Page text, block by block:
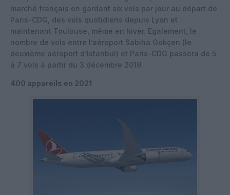
marché français en gardant six vols par jour au départ de
Paris-CDG, des vols quotidiens depuis Lyon et
maintenant Toulouse, même en hiver. Egalement, le
nombre de vols entre l’aéroport Sabiha Gokçen (le
deuxième aéroport d’Istanbul) et Paris-CDG passera de 5
à 7 vols à partir du 3 décembre 2019.
400 appareils en 2021